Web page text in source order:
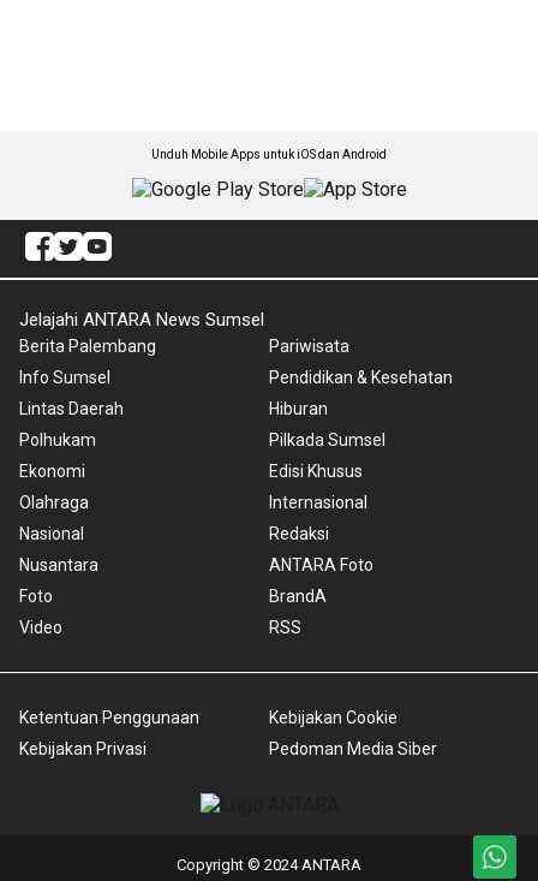
Unduh Mobile Apps untuk iOS dan Android
Jelajahi ANTARA News Sumsel
Berita Palembang
Info Sumsel
Lintas Daerah
Polhukam
Ekonomi
Olahraga
Nasional
Nusantara
Foto
Video
Pariwisata
Pendidikan & Kesehatan
Hiburan
Pilkada Sumsel
Edisi Khusus
Internasional
Redaksi
ANTARA Foto
BrandA
RSS
Ketentuan Penggunaan
Kebijakan Privasi
Kebijakan Cookie
Pedoman Media Siber
Copyright © 2024 ANTARA